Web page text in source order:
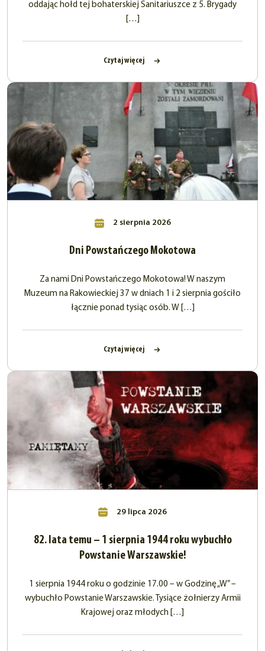
oddając hołd tej bohaterskiej Sanitariuszce z 5. Brygady
[…]
Czytaj więcej
2 sierpnia 2026
Dni Powstańczego Mokotowa
Za nami Dni Powstańczego Mokotowa! W naszym
Muzeum na Rakowieckiej 37 w dniach 1 i 2 sierpnia gościło
łącznie ponad tysiąc osób. W […]
Czytaj więcej
29 lipca 2026
82. lata temu – 1 sierpnia 1944 roku wybuchło
Powstanie Warszawskie!
1 sierpnia 1944 roku o godzinie 17.00 – w Godzinę „W” –
wybuchło Powstanie Warszawskie. Tysiące żołnierzy Armii
Krajowej oraz młodych […]